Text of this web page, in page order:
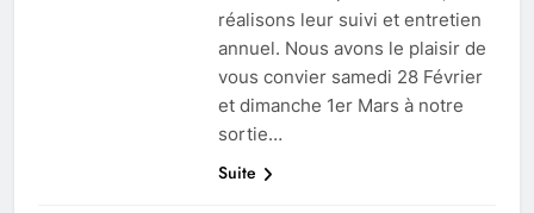
réalisons leur suivi et entretien
annuel. Nous avons le plaisir de
vous convier samedi 28 Février
et dimanche 1er Mars à notre
sortie…
Suite